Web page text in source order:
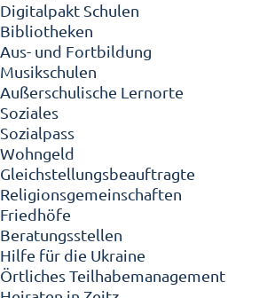
Digitalpakt Schulen
Bibliotheken
Aus- und Fortbildung
Musikschulen
Außerschulische Lernorte
Soziales
Sozialpass
Wohngeld
Gleichstellungsbeauftragte
Religionsgemeinschaften
Friedhöfe
Beratungsstellen
Hilfe für die Ukraine
Örtliches Teilhabemanagement